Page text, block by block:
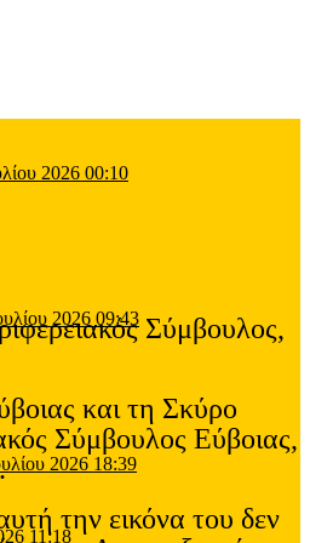
2026 00:10
2026 09:43
2026 18:39
11:18
Σύμβουλος,
και τη Σκύρο
Σύμβουλος Εύβοιας,
την εικόνα του δεν